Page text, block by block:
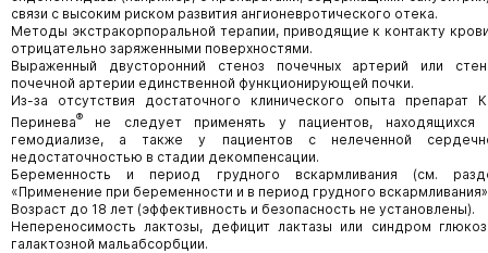
связи с высоким риском развития ангионевротического отека.
Методы экстракорпоральной терапии, приводящие к контакту
отрицательно заряженными поверхностями.
Выраженный двусторонний стеноз почечных артерий или
почечной артерии единственной функционирующей почки.
Из-за отсутствия достаточного клинического опыта препарат
Перинева®
не следует применять у пациентов, находящихся
гемодиализе, а также у пациентов с нелеченной
недостаточностью в стадии декомпенсации.
Беременность и период грудного вскармливания (см.
«Применение при беременности и в период грудного
Возраст до 18 лет (эффективность и безопасность не установлены).
Непереносимость лактозы, дефицит лактазы или синдром
галактозной мальабсорбции.